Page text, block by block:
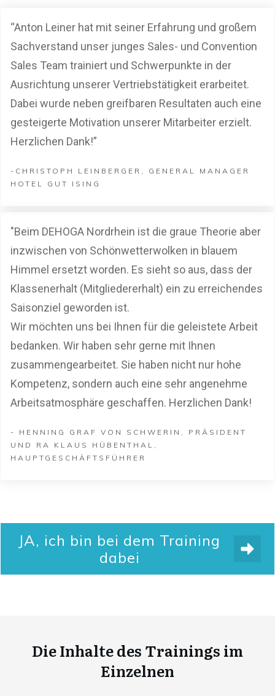
“Anton Leiner hat mit seiner Erfahrung und großem
Sachverstand unser junges Sales- und Convention
Sales Team trainiert und Schwerpunkte in der
Ausrichtung unserer Vertriebstätigkeit erarbeitet.
Dabei wurde neben greifbaren Resultaten auch eine
gesteigerte Motivation unserer Mitarbeiter erzielt.
Herzlichen Dank!”
-CHRISTOPH LEINBERGER, GENERAL MANAGER
HOTEL GUT ISING
"Beim DEHOGA Nordrhein ist die graue Theorie aber
inzwischen von Schönwetterwolken in blauem
Himmel ersetzt worden. Es sieht so aus, dass der
Klassenerhalt (Mitgliedererhalt) ein zu erreichendes
Saisonziel geworden ist.
Wir möchten uns bei Ihnen für die geleistete Arbeit
bedanken. Wir haben sehr gerne mit Ihnen
zusammengearbeitet. Sie haben nicht nur hohe
Kompetenz, sondern auch eine sehr angenehme
Arbeitsatmosphäre geschaffen. Herzlichen Dank!
- HENNING GRAF VON SCHWERIN, PRÄSIDENT
UND RA KLAUS HÜBENTHAL,
HAUPTGESCHÄFTSFÜHRER
JA, ich bin bei dem Training
dabei
Die Inhalte des Trainings im
Einzelnen